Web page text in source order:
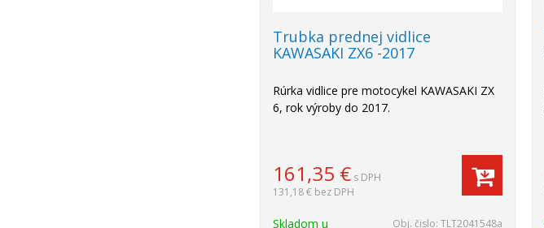
Trubka prednej vidlice
KAWASAKI ZX6 -2017
Rúrka vidlice pre motocykel KAWASAKI ZX
6, rok výroby do 2017.
161,35 € s DPH
131,18 € bez DPH
Skladom u Obj. čislo:TLT2041548a